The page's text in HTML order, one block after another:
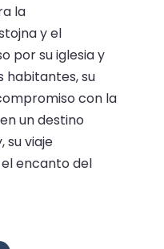
la
y el
por su iglesia y
habitantes, su
con la
un destino
su viaje
encanto del